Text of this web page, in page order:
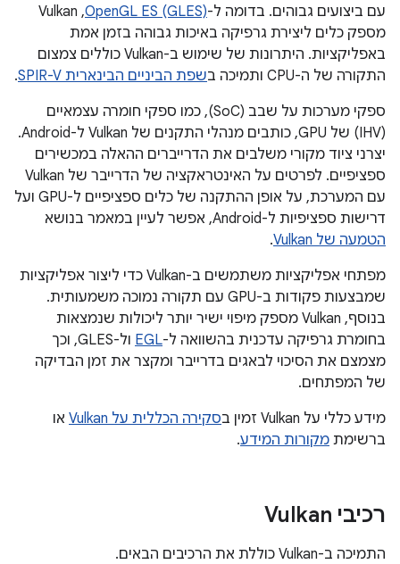
עם ביצועים גבוהים. בדומה ל-OpenGL ES (GLES)
,‏ Vulkan
מספק כלים ליצירת גרפיקה באיכות גבוהה בזמן אמת
באפליקציות. היתרונות של שימוש ב-Vulkan כוללים צמצום
התקורה של ה-CPU ותמיכה ב
שפת הביניים הבינארית SPIR-V
.
ספקי מערכות על שבב (SoC), כמו ספקי חומרה עצמאיים
(IHV) של GPU, כותבים מנהלי התקנים של Vulkan ל-Android.
יצרני ציוד מקורי משלבים את הדרייברים ההאלה במכשירים
ספציפיים. לפרטים על האינטראקציה של הדרייבר של Vulkan
עם המערכת, על אופן ההתקנה של כלים ספציפיים ל-GPU ועל
דרישות ספציפיות ל-Android, אפשר לעיין במאמר בנושא
הטמעה של Vulkan
.
מפתחי אפליקציות משתמשים ב-Vulkan כדי ליצור אפליקציות
שמבצעות פקודות ב-GPU עם תקורה נמוכה משמעותית.
בנוסף,‏ Vulkan מספק מיפוי ישיר יותר ליכולות שנמצאות
בחומרת גרפיקה עדכנית בהשוואה ל-EGL
ול-GLES, וכך
מצמצם את הסיכוי לבאגים בדרייבר ומקצר את זמן הבדיקה
של המפתחים.
מידע כללי על Vulkan זמין ב
סקירה הכללית על Vulkan
או
ברשימת מקורות המידע.
רכיבי Vulkan
התמיכה ב-Vulkan כוללת את הרכיבים הבאים.